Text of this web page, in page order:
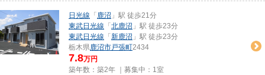
日光線 「 鹿沼 」駅 徒歩21分
東武日光線 「 北鹿沼 」駅 徒歩23分
東武日光線 「 新鹿沼 」駅 徒歩23分
栃木県鹿沼市戸張町2434
7.8万円
築年数：築2年 ｜募集中： 1室